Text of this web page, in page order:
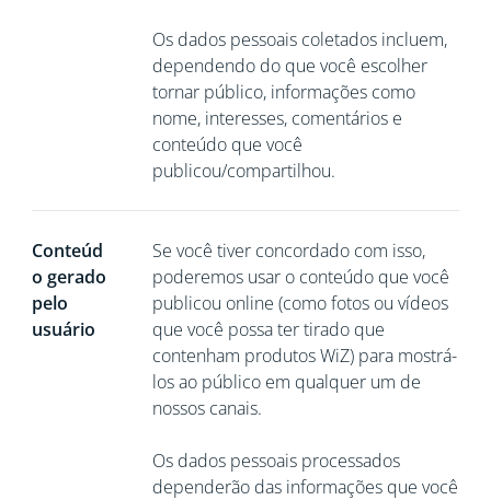
Os dados pessoais coletados incluem,
dependendo do que você escolher
tornar público, informações como
nome, interesses, comentários e
conteúdo que você
publicou/compartilhou.
Conteúd
o gerado
pelo
usuário
Se você tiver concordado com isso,
poderemos usar o conteúdo que você
publicou online (como fotos ou vídeos
que você possa ter tirado que
contenham produtos WiZ) para mostrá-
los ao público em qualquer um de
nossos canais.
Os dados pessoais processados
dependerão das informações que você